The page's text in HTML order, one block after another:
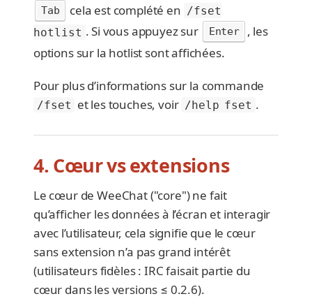
Tab cela est complété en /fset
hotlist . Si vous appuyez sur Enter
, les
options sur la hotlist sont affichées.
Pour plus d’informations sur la commande
/fset et les touches, voir /help fset .
4. Cœur vs extensions
Le cœur de WeeChat ("core") ne fait
qu’afficher les données à l’écran et interagir
avec l’utilisateur, cela signifie que le cœur
sans extension n’a pas grand intérêt
(utilisateurs fidèles : IRC faisait partie du
cœur dans les versions ≤ 0.2.6).